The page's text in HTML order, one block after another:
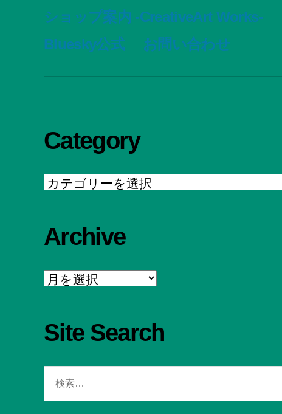
ショップ案内 -CreativeArt Works-
Bluesky公式
お問い合わせ
Category
Category
Archive
Archive
Site Search